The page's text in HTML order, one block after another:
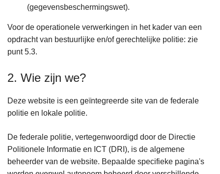
(gegevensbeschermingswet).
Voor de operationele verwerkingen in het kader van een
opdracht van bestuurlijke en/of gerechtelijke politie: zie
punt 5.3.
2. Wie zijn we?
Deze website is een geïntegreerde site van de federale
politie en lokale politie.
De federale politie, vertegenwoordigd door de Directie
Politionele Informatie en ICT (DRI), is de algemene
beheerder van de website. Bepaalde specifieke pagina's